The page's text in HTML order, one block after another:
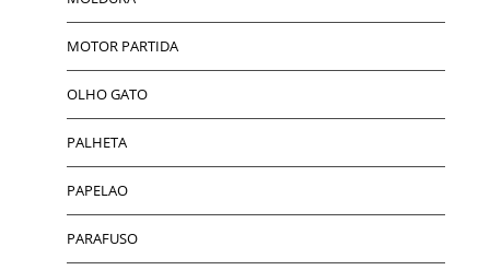
MOTOR PARTIDA
OLHO GATO
PALHETA
PAPELAO
PARAFUSO